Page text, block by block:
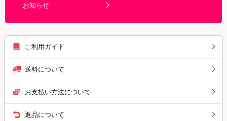
お知らせ
ご利用ガイド
送料について
お支払い方法について
返品について